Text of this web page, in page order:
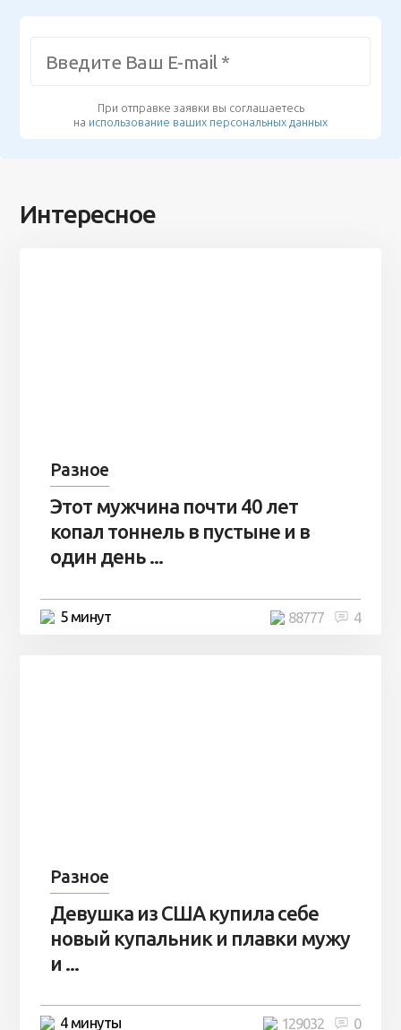
При отправке заявки вы соглашаетесь
на использование ваших персональных данных
Интересное
Разное
Этот мужчина почти 40 лет
копал тоннель в пустыне и в
один день ...
5 минут 4
88777
Разное
Девушка из США купила себе
новый купальник и плавки мужу
и ...
4 минуты 0
129032